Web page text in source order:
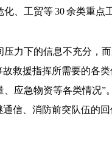
、工贸等 30 余类重
力下的信息不充分，
救援指挥所需要的各
应急物资等各类情况”
信、消防前突队伍的